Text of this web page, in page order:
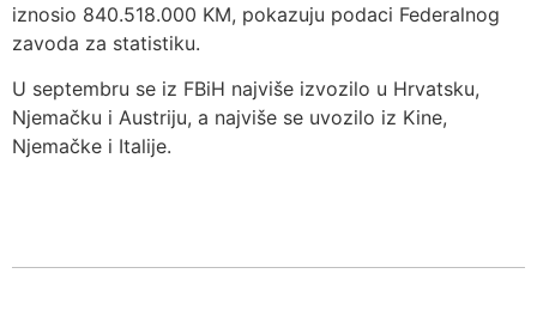
iznosio 840.518.000 KM, pokazuju podaci Federalnog
zavoda za statistiku.
U septembru se iz FBiH najviše izvozilo u Hrvatsku,
Njemačku i Austriju, a najviše se uvozilo iz Kine,
Njemačke i Italije.